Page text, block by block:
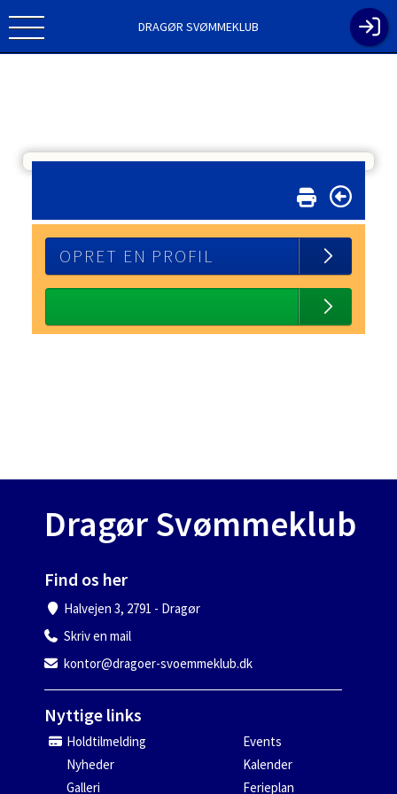
DRAGØR SVØMMEKLUB
OPRET EN PROFIL
Dragør Svømmeklub
Find os her
Halvejen 3, 2791 - Dragør
Skriv en mail
kontor@dragoer-svoemmeklub.dk
Nyttige links
Holdtilmelding
Events
Nyheder
Kalender
Galleri
Ferieplan